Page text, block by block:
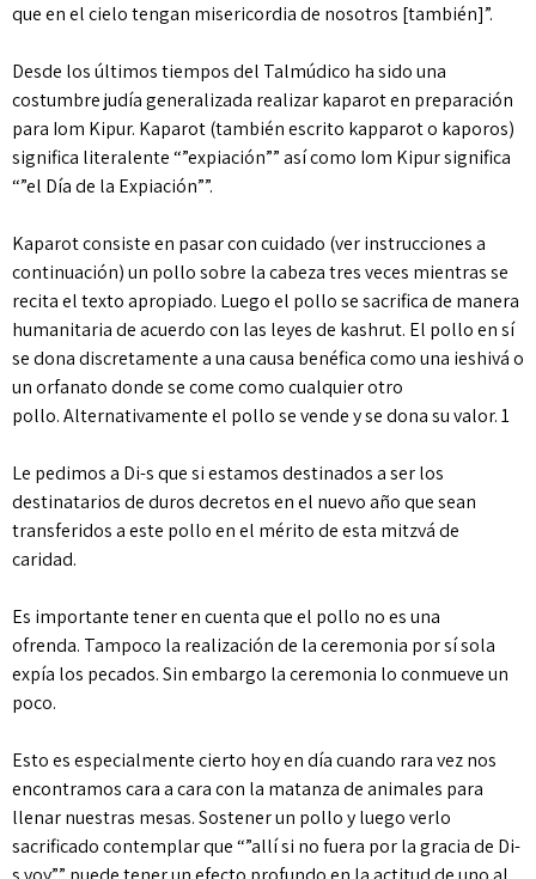
que en el cielo tengan misericordia de nosotros [también]”.
Desde los últimos tiempos del Talmúdico ha sido una
costumbre judía generalizada realizar kaparot en preparación
para Iom Kipur. Kaparot (también escrito kapparot o kaporos)
significa literalente “”expiación”” así como Iom Kipur significa
“”el Día de la Expiación””.
Kaparot consiste en pasar con cuidado (ver instrucciones a
continuación) un pollo sobre la cabeza tres veces mientras se
recita el texto apropiado. Luego el pollo se sacrifica de manera
humanitaria de acuerdo con las leyes de kashrut. El pollo en sí
se dona discretamente a una causa benéfica como una ieshivá o
un orfanato donde se come como cualquier otro
pollo. Alternativamente el pollo se vende y se dona su valor. 1
Le pedimos a Di-s que si estamos destinados a ser los
destinatarios de duros decretos en el nuevo año que sean
transferidos a este pollo en el mérito de esta mitzvá de
caridad.
Es importante tener en cuenta que el pollo no es una
ofrenda. Tampoco la realización de la ceremonia por sí sola
expía los pecados. Sin embargo la ceremonia lo conmueve un
poco.
Esto es especialmente cierto hoy en día cuando rara vez nos
encontramos cara a cara con la matanza de animales para
llenar nuestras mesas. Sostener un pollo y luego verlo
sacrificado contemplar que “”allí si no fuera por la gracia de Di-